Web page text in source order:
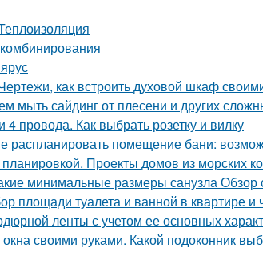
как встроить духовой шкаф
мыть сайдинг от плесени и других
провода. Как выбрать розетку и вилку
распланировать помещение бани:
Проекты домов из морских
минимальные размеры санузла
площади туалета и ванной в квартире и
ленты с учетом ее основных
своими руками. Какой подоконник